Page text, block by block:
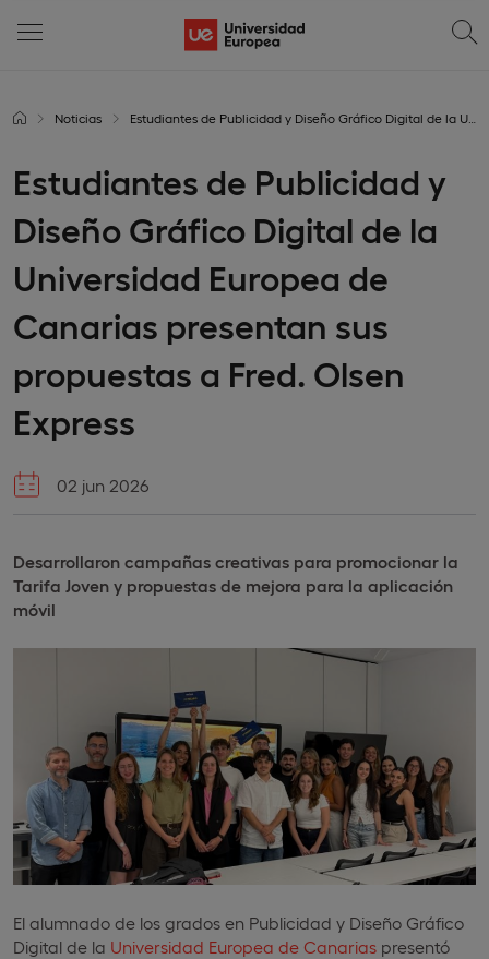
Noticias Estudiantes de Publicidad y Diseño Gráfico Digital de la Universidad Europea de Canarias presentan sus propuestas a Fred. Olsen Express
Estudiantes de Publicidad y
Diseño Gráfico Digital de la
Universidad Europea de
Canarias presentan sus
propuestas a Fred. Olsen
Express
02 jun 2026
Desarrollaron campañas creativas para promocionar la
Tarifa Joven y propuestas de mejora para la aplicación
móvil
El alumnado de los grados en Publicidad y Diseño Gráfico
Digital de la Universidad Europea de Canarias presentó